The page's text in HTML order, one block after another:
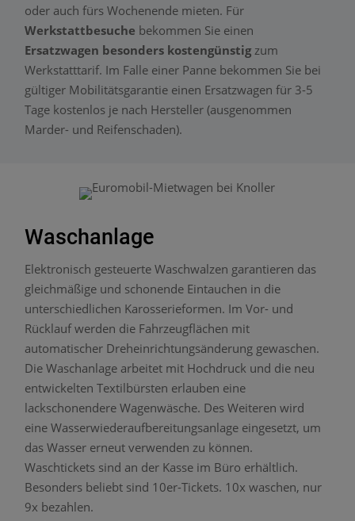
oder auch fürs Wochenende mieten. Für
Werkstattbesuche bekommen Sie einen
Ersatzwagen besonders kostengünstig zum
Werkstatttarif. Im Falle einer Panne bekommen Sie bei
gültiger Mobilitätsgarantie einen Ersatzwagen für 3-5
Tage kostenlos je nach Hersteller (ausgenommen
Marder- und Reifenschaden).
Waschanlage
Elektronisch gesteuerte Waschwalzen garantieren das
gleichmäßige und schonende Eintauchen in die
unterschiedlichen Karosserieformen. Im Vor- und
Rücklauf werden die Fahrzeugflächen mit
automatischer Dreheinrichtungsänderung gewaschen.
Die Waschanlage arbeitet mit Hochdruck und die neu
entwickelten Textilbürsten erlauben eine
lackschonendere Wagenwäsche. Des Weiteren wird
eine Wasserwiederaufbereitungsanlage eingesetzt, um
das Wasser erneut verwenden zu können.
Waschtickets sind an der Kasse im Büro erhältlich.
Besonders beliebt sind 10er-Tickets. 10x waschen, nur
9x bezahlen.